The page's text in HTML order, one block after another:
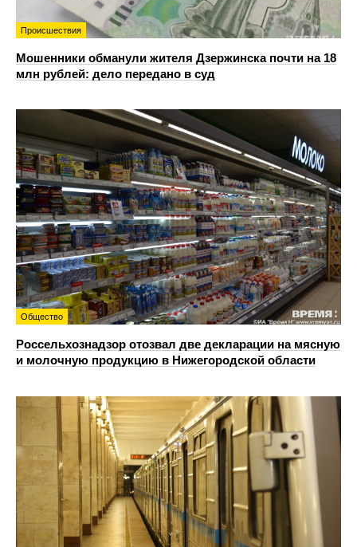
Происшествия
Мошенники обманули жителя Дзержинска почти на 18
млн рублей: дело передано в суд
Общество
Россельхознадзор отозвал две декларации на мясную
и молочную продукцию в Нижегородской области